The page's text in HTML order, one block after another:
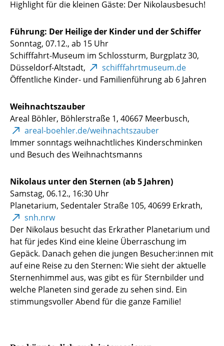
Highlight für die kleinen Gäste: Der Nikolausbesuch!
Führung: Der Heilige der Kinder und der Schiffer
Sonntag, 07.12., ab 15 Uhr
Schifffahrt-Museum im Schlossturm, Burgplatz 30,
Düsseldorf-Altstadt,
schifffahrtmuseum.de
Öffentliche Kinder- und Familienführung ab 6 Jahren
Weihnachtszauber
Areal Böhler, Böhlerstraße 1, 40667 Meerbusch,
areal-boehler.de/weihnachtszauber
Immer sonntags weihnachtliches Kinderschminken
und Besuch des Weihnachtsmanns
Nikolaus unter den Sternen (ab 5 Jahren)
Samstag, 06.12., 16:30 Uhr
Planetarium, Sedentaler Straße 105, 40699 Erkrath,
snh.nrw
Der Nikolaus besucht das Erkrather Planetarium und
hat für jedes Kind eine kleine Überraschung im
Gepäck. Danach gehen die jungen Besucher:innen mit
auf eine Reise zu den Sternen: Wie sieht der aktuelle
Sternenhimmel aus, was gibt es für Sternbilder und
welche Planeten sind gerade zu sehen sind. Ein
stimmungsvoller Abend für die ganze Familie!